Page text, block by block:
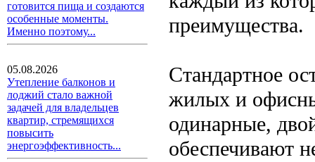
готовится пища и создаются
особенные моменты.
Именно поэтому...
05.08.2026
Утепление балконов и
лоджий стало важной
задачей для владельцев
квартир, стремящихся
повысить
энергоэффективность...
преимущества.
Стандартное
жилых и
одинарные,
обеспечивают